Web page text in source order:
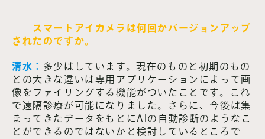
― スマートアイカメラは何回かバージョンアップ
されたのですか。
清水： 多少はしています。現在のものと初期のもの
との大きな違いは専用アプリケーションによって画
像をファイリングする機能がついたことです。これ
で遠隔診療が可能になりました。さらに、今後は集
まってきたデータをもとにAIの自動診断のようなこ
とができるのではないかと検討しているところで